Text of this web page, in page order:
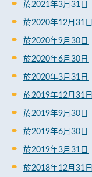
於2021年3月31日
於2020年12月31日
於2020年9月30日
於2020年6月30日
於2020年3月31日
於2019年12月31日
於2019年9月30日
於2019年6月30日
於2019年3月31日
於2018年12月31日